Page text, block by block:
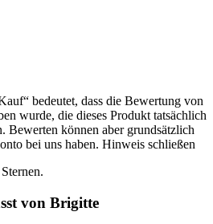
bedeutet, dass die Bewertung von
wurde, die dieses Produkt tatsächlich
Bewerten können aber grundsätzlich
bei uns haben. Hinweis schließen
von Brigitte